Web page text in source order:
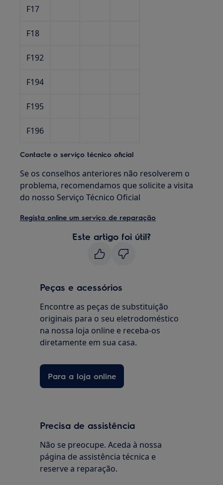
F17
F18
F192
F194
F195
F196
Contacte o serviço técnico oficial
Se os conselhos anteriores não resolverem o
problema, recomendamos que solicite a visita
do nosso Serviço Técnico Oficial
Regista online um serviço de reparação
Este artigo foi útil?
Peças e acessórios
Encontre as peças de substituição
originais para o seu eletrodoméstico
na nossa loja online e receba-os
diretamente em sua casa.
Para a loja online
Precisa de assistência
Não se preocupe. Aceda à nossa
página de assistência técnica e
reserve a reparação.